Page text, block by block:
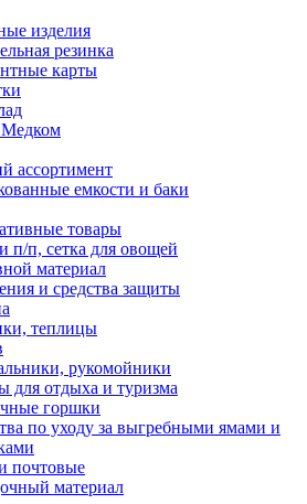
изделия
резинка
карты
Медком
ассортимент
емкости и баки
товары
п/п, сетка для овощей
материал
и средства защиты
теплицы
рукомойники
для отдыха и туризма
горшки
по уходу за выгребными ямами и
почтовые
материал